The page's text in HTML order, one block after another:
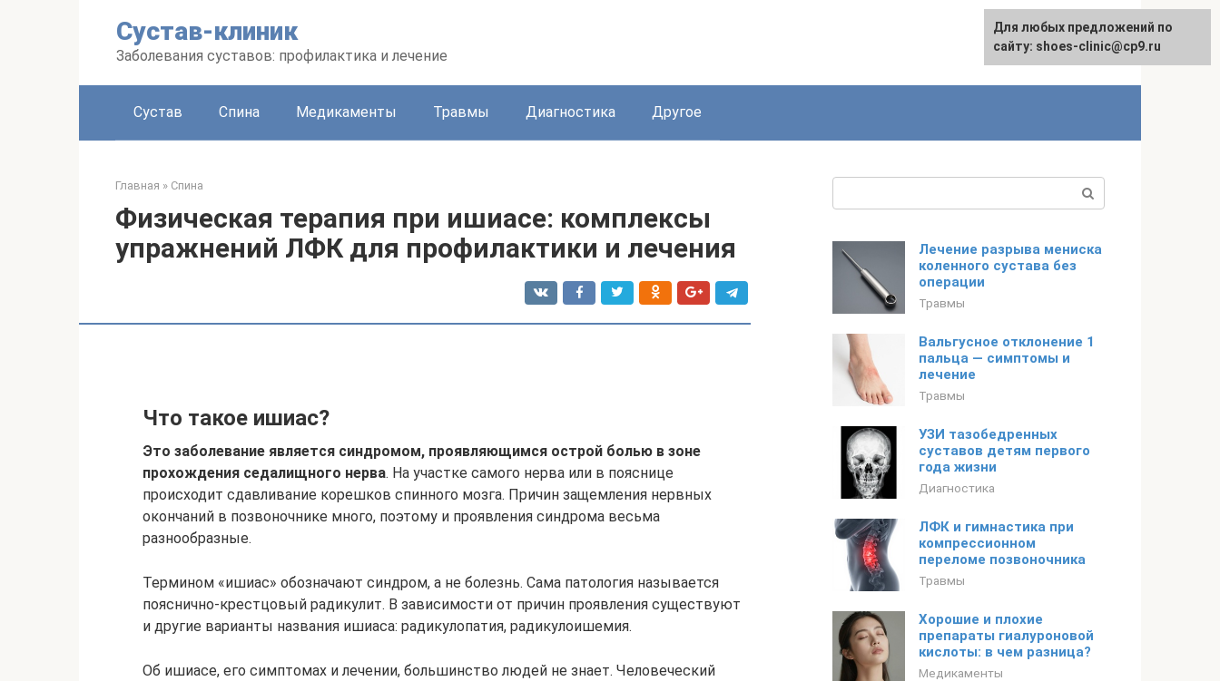
Сустав-клиник
Заболевания суставов: профилактика и лечение
Сустав Спина Медикаменты Травмы Диагностика Другое
Главная » Спина
Физическая терапия при ишиасе: комплексы
упражнений ЛФК для профилактики и лечения
Что такое ишиас?
Это заболевание является синдромом, проявляющимся острой болью в зоне
прохождения седалищного нерва. На участке самого нерва или в пояснице
происходит сдавливание корешков спинного мозга. Причин защемления нервных
окончаний в позвоночнике много, поэтому и проявления синдрома весьма
разнообразные.
Термином «ишиас» обозначают синдром, а не болезнь. Сама патология называется
пояснично-крестцовый радикулит. В зависимости от причин проявления существуют
и другие варианты названия ишиаса: радикулопатия, радикулоишемия.
Об ишиасе, его симптомах и лечении, большинство людей не знает. Человеческий
Лечение разрыва мениска
коленного сустава без
операции
Травмы
Вальгусное отклонение 1
пальца — симптомы и
лечение
Травмы
УЗИ тазобедренных
суставов детям первого
года жизни
Диагностика
ЛФК и гимнастика при
компрессионном
переломе позвоночника
Травмы
Хорошие и плохие
препараты гиалуроновой
кислоты: в чем разница?
Медикаменты
Для любых предложений по
сайту: shoes-clinic@cp9.ru